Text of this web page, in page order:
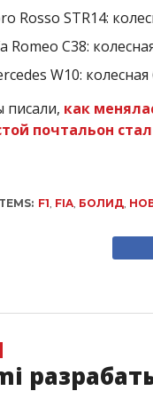
Rosso STR14:
Romeo C38:
W10:
писали, как
почтальон
F1 FIA, БОЛИД,